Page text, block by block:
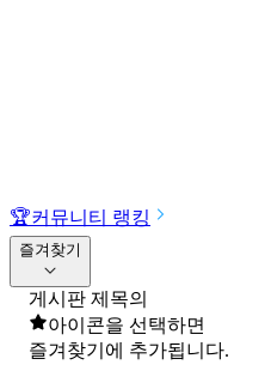
🏆커뮤니티 랭킹
즐겨찾기
게시판 제목의
아이콘을 선택하면
즐겨찾기에 추가됩니다.